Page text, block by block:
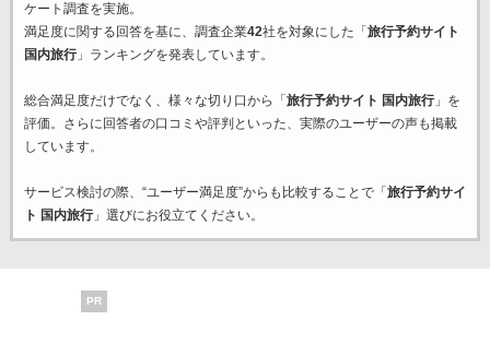
ケート調査を実施。
満足度に関する回答を基に、調査企業42社を対象にした「 旅行予約サイト
国内旅行」ランキングを発表しています。
総合満足度だけでなく、様々な切り口から「 旅行予約サイト 国内旅行」を
評価。さらに回答者の口コミや評判といった、実際のユーザーの声も掲載
しています。
サービス検討の際、“ユーザー満足度”からも比較することで「 旅行予約サイ
ト 国内旅行」選びにお役立てください。
PR